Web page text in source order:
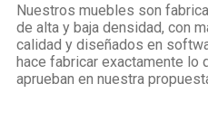
Nuestros muebles son
de alta y baja densidad, con
calidad y diseñados en
hace fabricar exactamente lo
aprueban en nuestra